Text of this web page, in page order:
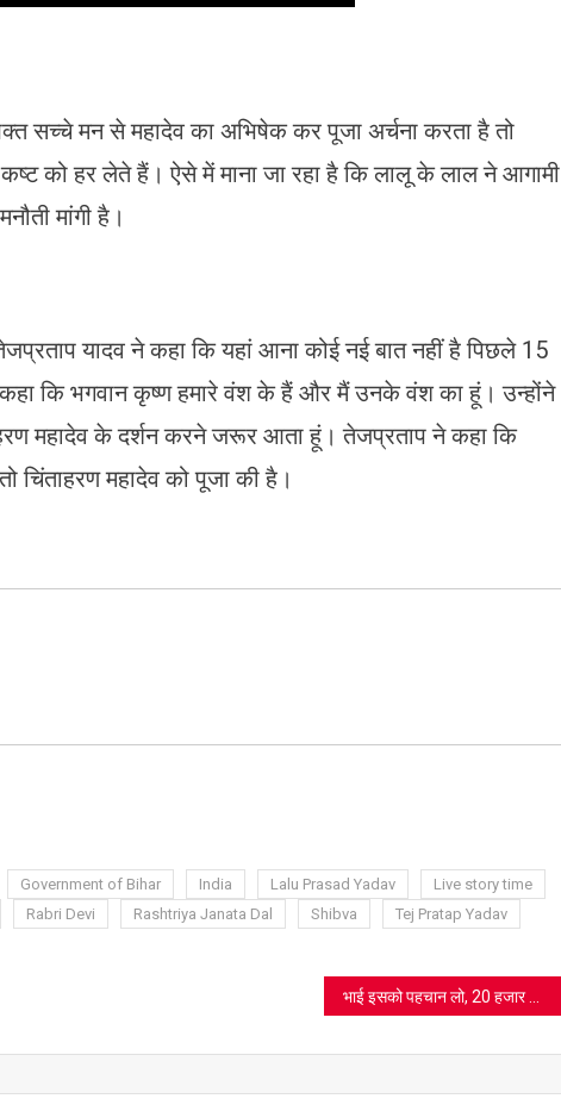
सच्चे मन से महादेव का अभिषेक कर पूजा अर्चना करता है तो
को हर लेते हैं। ऐसे में माना जा रहा है कि लालू के लाल ने आगामी
मांगी है।
यादव ने कहा कि यहां आना कोई नई बात नहीं है पिछले 15
कि भगवान कृष्ण हमारे वंश के हैं और मैं उनके वंश का हूं। उन्होंने
महादेव के दर्शन करने जरूर आता हूं। तेजप्रताप ने कहा कि
चिंताहरण महादेव को पूजा की है।
Government of Bihar India Lalu Prasad Yadav
Live story time
Rabri Devi Rashtriya Janata Dal Shibva
Tej Pratap Yadav